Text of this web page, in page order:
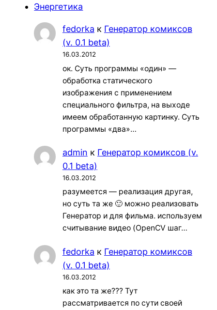
Энергетика
fedorka к Генератор комиксов
(v. 0.1 beta)
16.03.2012
ок. Суть программы «один» —
обработка статического
изображения с применением
специального фильтра, на выходе
имеем обработанную картинку. Суть
программы «два»…
admin к Генератор комиксов (v.
0.1 beta)
16.03.2012
разумеется — реализация другая,
но суть та же 🙂 можно реализовать
Генератор и для фильма. используем
считывание видео (OpenCV шаг…
fedorka к Генератор комиксов
(v. 0.1 beta)
16.03.2012
как это та же??? Тут
рассматривается по сути своей